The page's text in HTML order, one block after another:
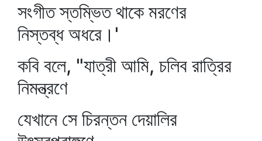
সংগীত স্তম্ভিত থাকে মরণের
নিস্তব্ধ অধরে।'
কবি বলে, "যাত্রী আমি, চলিব রাত্রির
নিমন্ত্রণে
যেখানে সে চিরন্তন দেয়ালির